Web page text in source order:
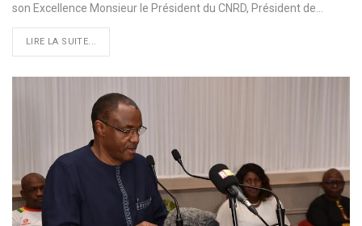
son Excellence Monsieur le Président du CNRD, Président de…
LIRE LA SUITE...